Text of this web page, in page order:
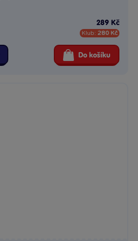
289 Kč
Klub: 280 Kč
Do košíku